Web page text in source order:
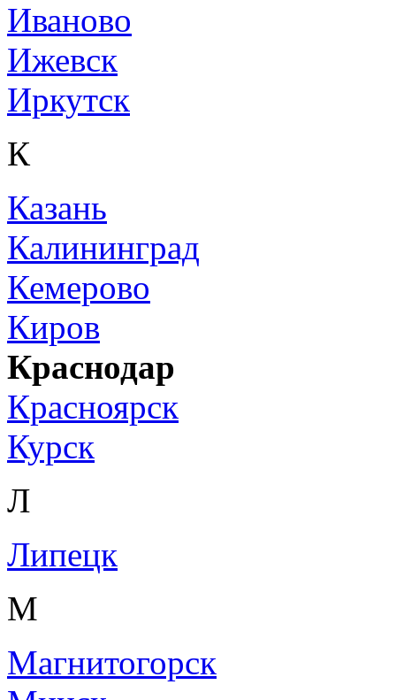
Иваново
Ижевск
Иркутск
К
Казань
Калининград
Кемерово
Киров
Краснодар
Красноярск
Курск
Л
Липецк
М
Магнитогорск